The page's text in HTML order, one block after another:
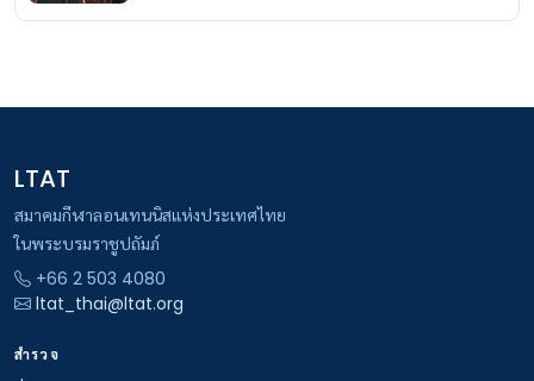
LTAT
สมาคมกีฬาลอนเทนนิสแห่งประเทศไทย
ในพระบรมราชูปถัมภ์
+66 2 503 4080
ltat_thai@ltat.org
สำรวจ